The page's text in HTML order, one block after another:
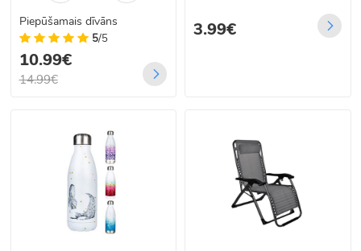
Piepūšamais dīvāns
5/5
10.99€
14.99€
3.99€